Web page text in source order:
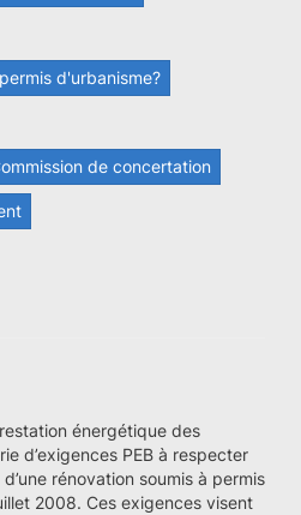
d'urbanisme?
de concertation
énergétique des
d’exigences PEB à respecter
rénovation soumis à permis
2008. Ces exigences visent